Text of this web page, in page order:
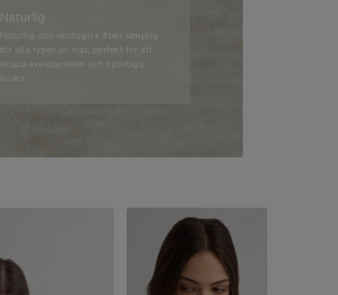
Naturlig
Naturlig och ekologisk fiber lämplig
för alla typer av hud, perfekt för att
skapa avslappnade och sportiga
looks.